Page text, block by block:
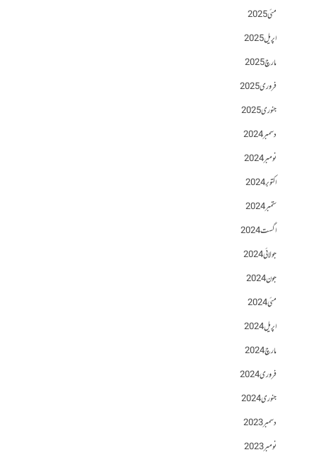
مئی 2025
اپریل 2025
مارچ 2025
فروری 2025
جنوری 2025
دسمبر 2024
نومبر 2024
اکتوبر 2024
ستمبر 2024
اگست 2024
جولائی 2024
جون 2024
مئی 2024
اپریل 2024
مارچ 2024
فروری 2024
جنوری 2024
دسمبر 2023
نومبر 2023